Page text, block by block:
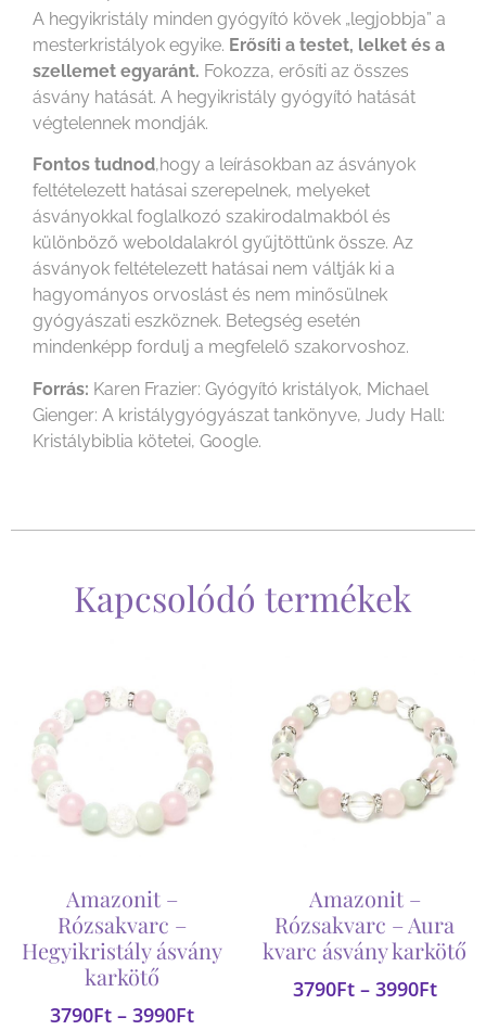
A hegyikristály minden gyógyító kövek „legjobbja” a
mesterkristályok egyike. Erősíti a testet, lelket és a
szellemet egyaránt. Fokozza, erősíti az összes
ásvány hatását. A hegyikristály gyógyító hatását
végtelennek mondják.
Fontos tudnod,hogy a leírásokban az ásványok
feltételezett hatásai szerepelnek, melyeket
ásványokkal foglalkozó szakirodalmakból és
különböző weboldalakról gyűjtöttünk össze. Az
ásványok feltételezett hatásai nem váltják ki a
hagyományos orvoslást és nem minősülnek
gyógyászati eszköznek. Betegség esetén
mindenképp fordulj a megfelelő szakorvoshoz.
Forrás: Karen Frazier: Gyógyító kristályok, Michael
Gienger: A kristálygyógyászat tankönyve, Judy Hall:
Kristálybiblia kötetei, Google.
Kapcsolódó termékek
Amazonit –
Rózsakvarc –
Hegyikristály ásvány
karkötő
3790Ft – 3990Ft
Amazonit –
Rózsakvarc – Aura
kvarc ásvány karkötő
3790Ft – 3990Ft